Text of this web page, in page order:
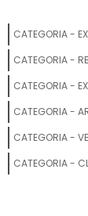
EMPRESAS DE
EXAUSTOR
CATEGORIA -
CATEGORIA -
CATEGORIA -
CATEGORIA -
CATEGORIA -
CATEGORIA -